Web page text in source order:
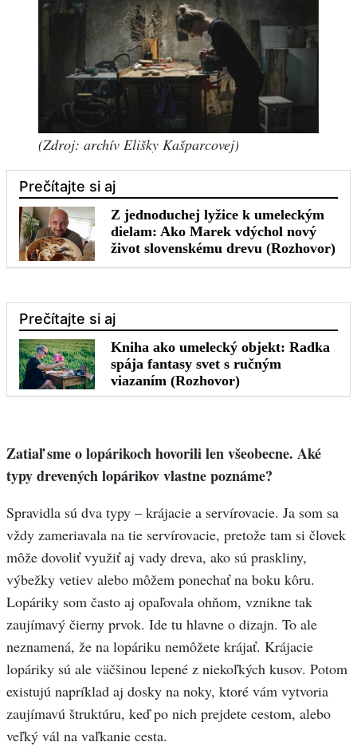
(Zdroj: archív Elišky Kašparcovej)
Zatiaľ sme o lopárikoch hovorili len všeobecne. Aké
typy drevených lopárikov vlastne poznáme?
Spravidla sú dva typy – krájacie a servírovacie. Ja som sa
vždy zameriavala na tie servírovacie, pretože tam si človek
môže dovoliť využiť aj vady dreva, ako sú praskliny,
výbežky vetiev alebo môžem ponechať na boku kôru.
Lopáriky som často aj opaľovala ohňom, vznikne tak
zaujímavý čierny prvok. Ide tu hlavne o dizajn. To ale
neznamená, že na lopáriku nemôžete krájať. Krájacie
lopáriky sú ale väčšinou lepené z niekoľkých kusov. Potom
existujú napríklad aj dosky na noky, ktoré vám vytvoria
zaujímavú štruktúru, keď po nich prejdete cestom, alebo
veľký vál na vaľkanie cesta.